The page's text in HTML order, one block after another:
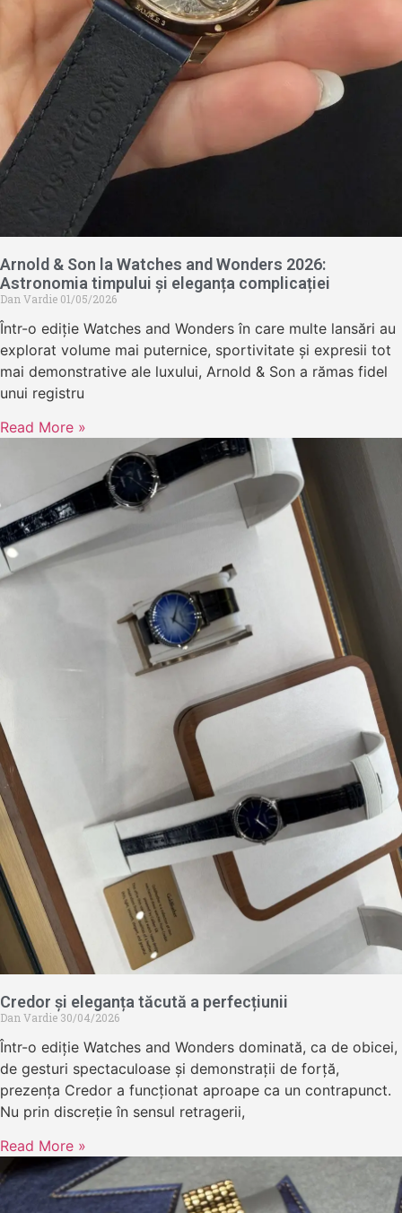
Arnold & Son la Watches and Wonders 2026:
Astronomia timpului și eleganța complicației
Dan Vardie 01/05/2026
Într-o ediție Watches and Wonders în care multe lansări au
explorat volume mai puternice, sportivitate și expresii tot
mai demonstrative ale luxului, Arnold & Son a rămas fidel
unui registru
Read More »
Credor și eleganța tăcută a perfecțiunii
Dan Vardie 30/04/2026
Într-o ediție Watches and Wonders dominată, ca de obicei,
de gesturi spectaculoase și demonstrații de forță,
prezența Credor a funcționat aproape ca un contrapunct.
Nu prin discreție în sensul retragerii,
Read More »